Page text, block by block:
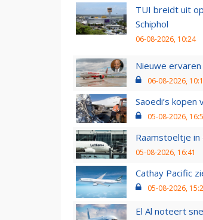
TUI breidt uit
Schiphol
06-08-2026, 10:24
Nieuwe
06-08-2026,
Saoedi’s
05-08-2026,
Raamstoeltje
05-08-2026, 16:41
Cathay Pacific
05-08-2026,
El Al noteert